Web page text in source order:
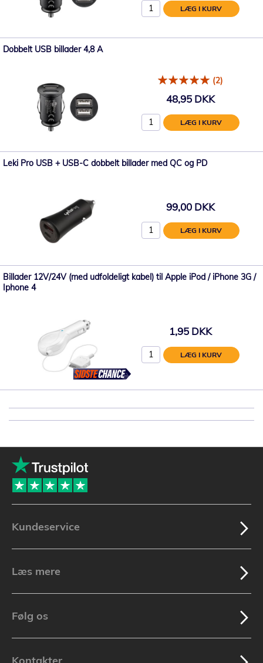
LÆG I KURV
Dobbelt USB billader 4,8 A
(2)
48,95 DKK
LÆG I KURV
Leki Pro USB + USB-C dobbelt billader med QC og PD
99,00 DKK
LÆG I KURV
Billader 12V/24V (med udfoldeligt kabel) til Apple iPod / iPhone 3G /
Iphone 4
1,95 DKK
LÆG I KURV
Kundeservice
Læs mere
Følg os